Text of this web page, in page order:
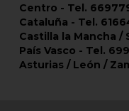
Centro - Tel.
Cataluña - Tel.
Castilla la Mancha /
País Vasco - Tel.
Asturias / León /